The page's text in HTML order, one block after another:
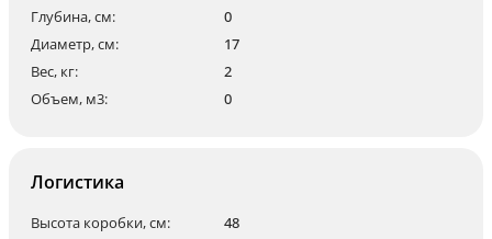
Глубина, см:
0
Диаметр, см:
17
Вес, кг:
2
Объем, м3:
0
Логистика
Высота коробки, см:
48